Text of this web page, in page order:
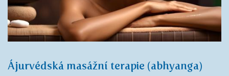
Ájurvédská masážní terapie (abhyanga)